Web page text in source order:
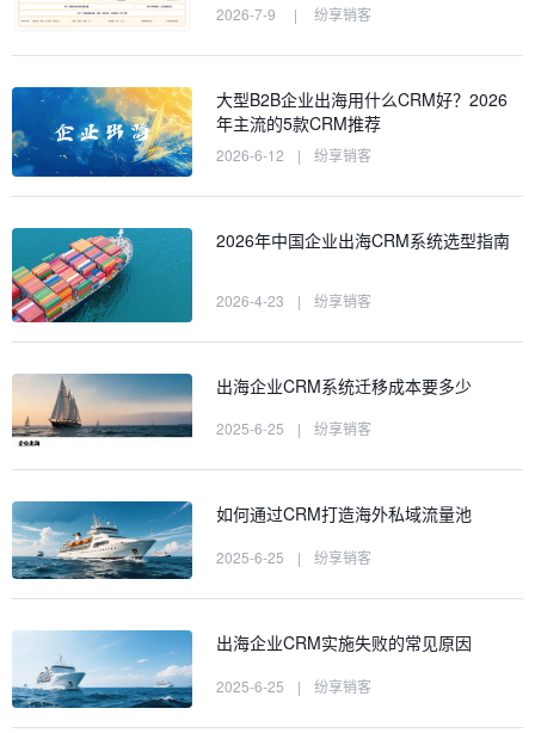
2026-7-9 | 纷享销客
大型B2B企业出海用什么CRM好？2026
年主流的5款CRM推荐
2026-6-12 | 纷享销客
2026年中国企业出海CRM系统选型指南
2026-4-23 | 纷享销客
出海企业CRM系统迁移成本要多少
2025-6-25 | 纷享销客
如何通过CRM打造海外私域流量池
2025-6-25 | 纷享销客
出海企业CRM实施失败的常见原因
2025-6-25 | 纷享销客